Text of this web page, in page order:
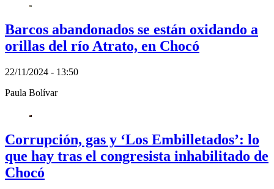
Barcos abandonados se están oxidando a
orillas del río Atrato, en Chocó
22/11/2024 - 13:50
Paula Bolívar
Corrupción, gas y ‘Los Embilletados’: lo
que hay tras el congresista inhabilitado de
Chocó